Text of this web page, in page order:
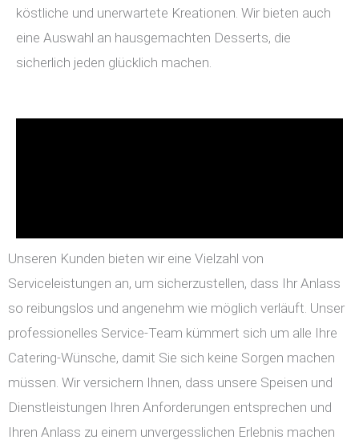
köstliche und unerwartete Kreationen. Wir bieten auch
eine Auswahl an hausgemachten Desserts, die
sicherlich jeden glücklich machen.
Unseren Kunden bieten wir eine Vielzahl von
Serviceleistungen an, um sicherzustellen, dass Ihr Anlass
so reibungslos und angenehm wie möglich verläuft. Unser
professionelles Service-Team kümmert sich um alle Ihre
Catering-Wünsche, damit Sie sich keine Sorgen machen
müssen. Wir versichern Ihnen, dass unsere Speisen und
Dienstleistungen Ihren Anforderungen entsprechen und
Ihren Anlass zu einem unvergesslichen Erlebnis machen